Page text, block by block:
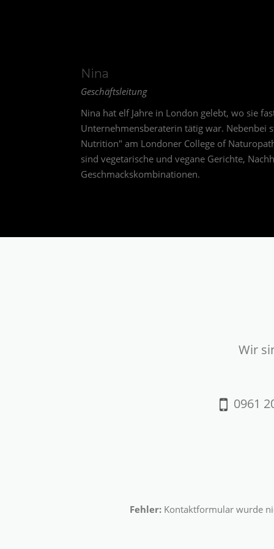
Nina
Geschäftsleitung
Nina hat elf Jahre in London gelebt, wo sie
Unternehmensberaterin tätig war. Nebenbei
Nutrition" am Londoner College of
sind vegetarische und vegane Gerichte,
Geschmackskombinationen.
Wir
0961
Fehler: Kontaktformular wurde